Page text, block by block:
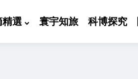
選 寰宇知旅 科博探究